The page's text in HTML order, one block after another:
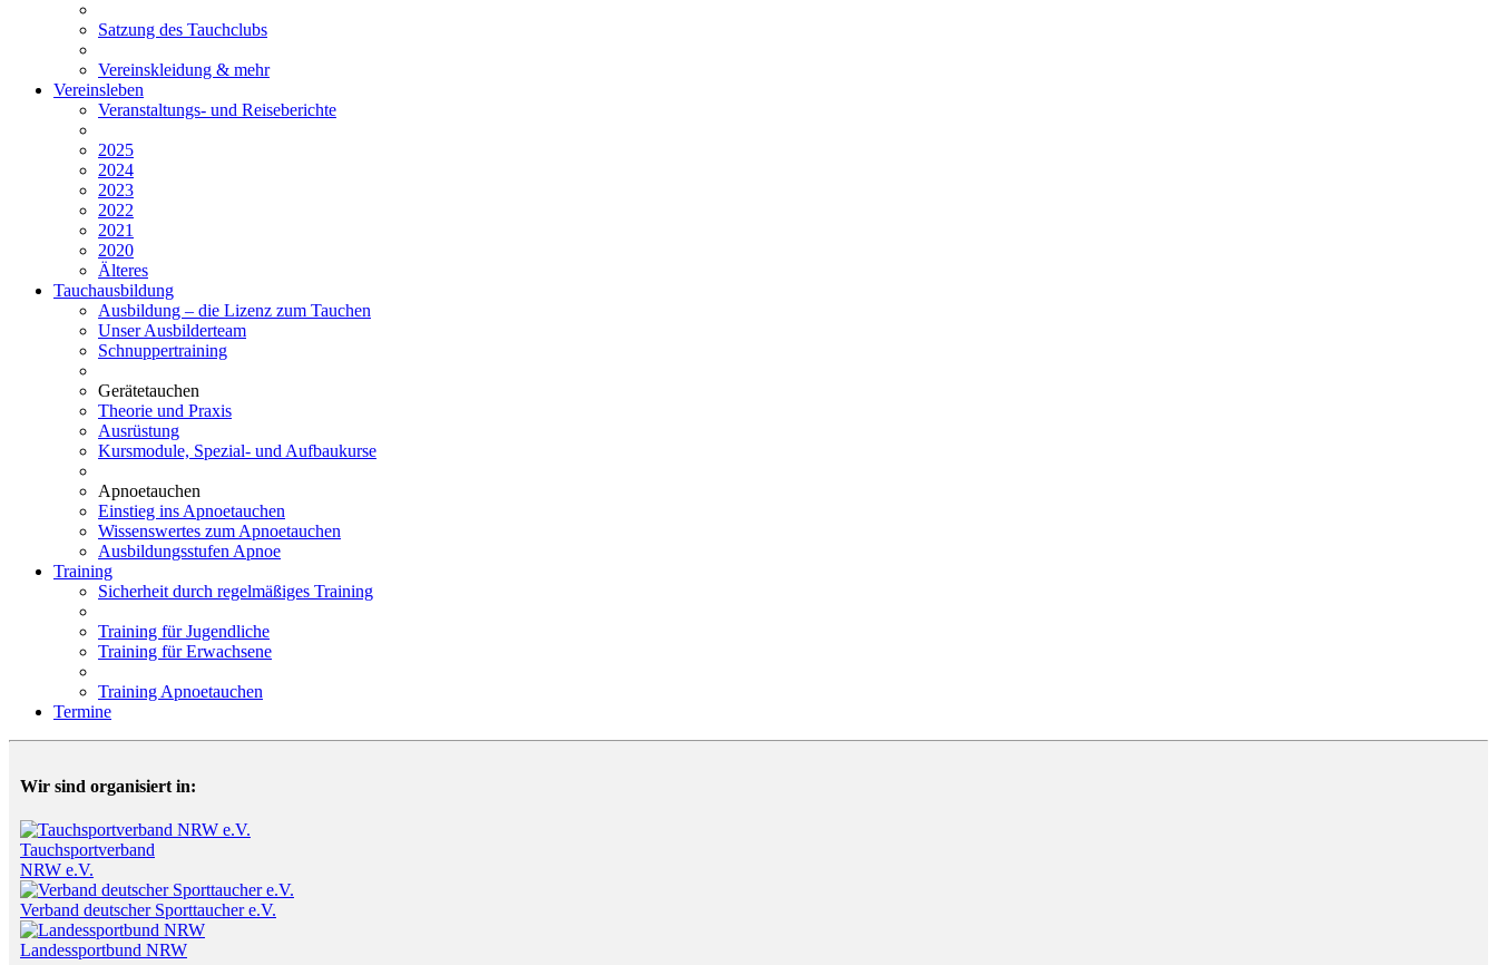
Satzung des Tauchclubs
Vereinskleidung & mehr
Vereinsleben
Veranstaltungs- und Reiseberichte
2025
2024
2023
2022
2021
2020
Älteres
Tauchausbildung
Ausbildung – die Lizenz zum Tauchen
Unser Ausbilderteam
Schnuppertraining
Gerätetauchen
Theorie und Praxis
Ausrüstung
Kursmodule, Spezial- und Aufbaukurse
Apnoetauchen
Einstieg ins Apnoetauchen
Wissenswertes zum Apnoetauchen
Ausbildungsstufen Apnoe
Training
Sicherheit durch regelmäßiges Training
Training für Jugendliche
Training für Erwachsene
Training Apnoetauchen
Termine
Wir sind organisiert in:
Tauchsportverband
NRW e.V.
Verband deutscher Sporttaucher e.V.
Landessportbund NRW